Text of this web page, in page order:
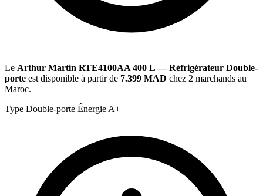
Le Arthur Martin RTE4100AA 400 L — Réfrigérateur Double-
porte est disponible à partir de 7.399 MAD chez 2 marchands au
Maroc.
Type Double-porte Énergie A+